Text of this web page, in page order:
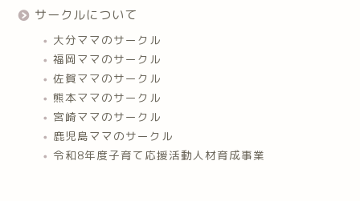
サークルについて
大分ママのサークル
福岡ママのサークル
佐賀ママのサークル
熊本ママのサークル
宮崎ママのサークル
鹿児島ママのサークル
令和8年度子育て応援活動人材育成事業